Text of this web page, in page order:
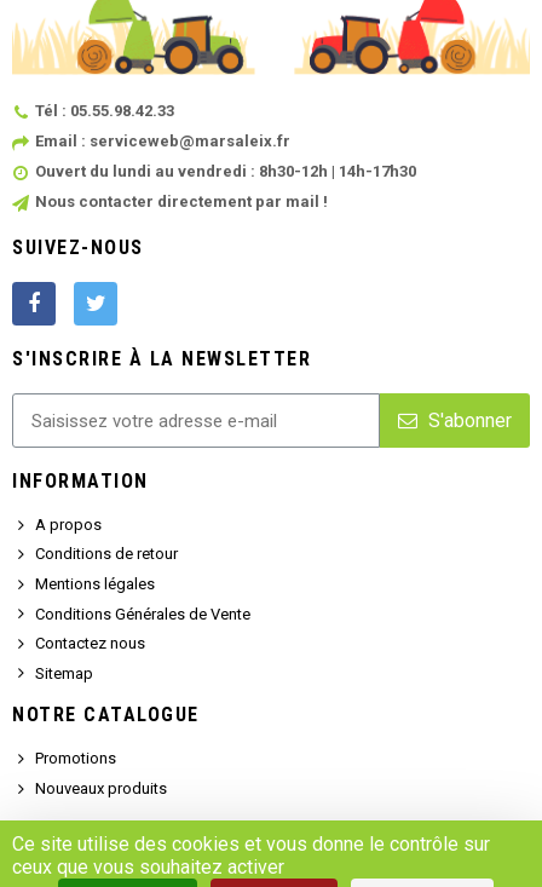
Tél : 05.55.98.42.33
Email : serviceweb@marsaleix.fr
Ouvert du lundi au vendredi : 8h30-12h | 14h-17h30
Nous contacter directement par mail !
SUIVEZ-NOUS
S'INSCRIRE À LA NEWSLETTER
S'abonner
INFORMATION
A propos
Conditions de retour
Mentions légales
Conditions Générales de Vente
Contactez nous
Sitemap
NOTRE CATALOGUE
Promotions
Nouveaux produits
Demander un devis
Ce site utilise des cookies et vous donne le contrôle sur
ceux que vous souhaitez activer